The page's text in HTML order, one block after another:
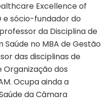
Excellence of
e sócio-fundador do
da Disciplina de
no MBA de Gestão
das disciplinas de
dos
Ocupa ainda a
da Câmara